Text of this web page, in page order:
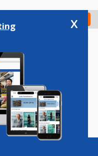
Check in
Vacatures
x